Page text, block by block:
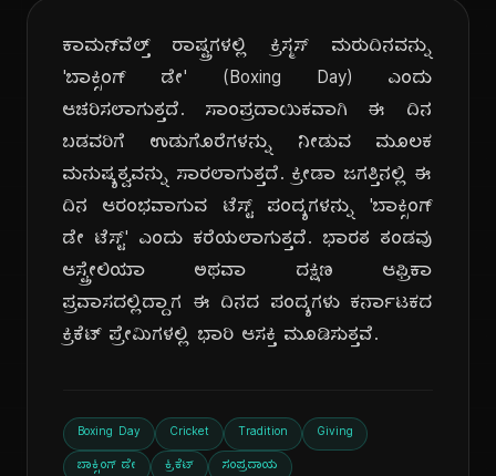
ಕಾಮನ್‌ವೆಲ್ತ್ ರಾಷ್ಟ್ರಗಳಲ್ಲಿ ಕ್ರಿಸ್ಮಸ್ ಮರುದಿನವನ್ನು
'ಬಾಕ್ಸಿಂಗ್ ಡೇ' (Boxing Day) ಎಂದು
ಆಚರಿಸಲಾಗುತ್ತದೆ. ಸಾಂಪ್ರದಾಯಿಕವಾಗಿ ಈ ದಿನ
ಬಡವರಿಗೆ ಉಡುಗೊರೆಗಳನ್ನು ನೀಡುವ ಮೂಲಕ
ಮನುಷ್ಯತ್ವವನ್ನು ಸಾರಲಾಗುತ್ತದೆ. ಕ್ರೀಡಾ ಜಗತ್ತಿನಲ್ಲಿ ಈ
ದಿನ ಆರಂಭವಾಗುವ ಟೆಸ್ಟ್ ಪಂದ್ಯಗಳನ್ನು 'ಬಾಕ್ಸಿಂಗ್
ಡೇ ಟೆಸ್ಟ್' ಎಂದು ಕರೆಯಲಾಗುತ್ತದೆ. ಭಾರತ ತಂಡವು
ಆಸ್ಟ್ರೇಲಿಯಾ ಅಥವಾ ದಕ್ಷಿಣ ಆಫ್ರಿಕಾ
ಪ್ರವಾಸದಲ್ಲಿದ್ದಾಗ ಈ ದಿನದ ಪಂದ್ಯಗಳು ಕರ್ನಾಟಕದ
ಕ್ರಿಕೆಟ್ ಪ್ರೇಮಿಗಳಲ್ಲಿ ಭಾರಿ ಆಸಕ್ತಿ ಮೂಡಿಸುತ್ತವೆ.
Boxing Day Cricket Tradition Giving
ಬಾಕ್ಸಿಂಗ್ ಡೇ ಕ್ರಿಕೆಟ್ ಸಂಪ್ರದಾಯ